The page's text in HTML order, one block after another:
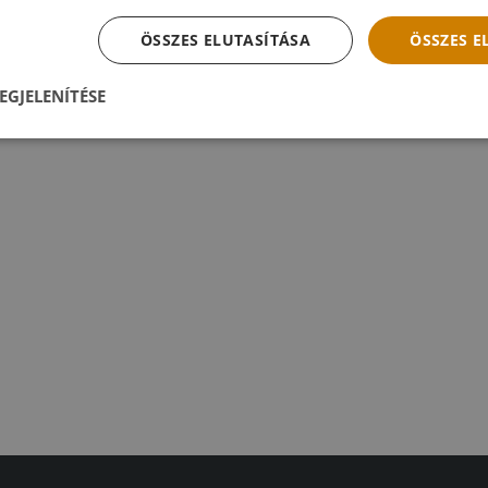
ÖSSZES
ÖSSZES ELUTASÍTÁSA